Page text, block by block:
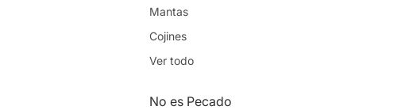
Patagonia Wildlife
Fotografías Fauna
Mantas
Cojines
Ver todo
No es Pecado